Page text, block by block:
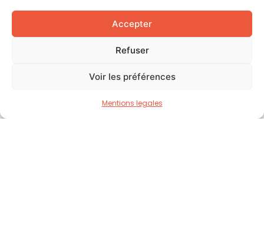
Accepter
Refuser
Voir les préférences
Mentions legales
welcome@paintasmile.org
+ 41 22 735 91 25